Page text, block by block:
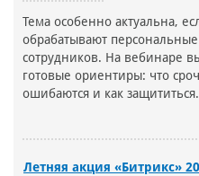
Тема особенно актуальна,
обрабатывают
сотрудников. На вебинаре
готовые ориентиры: что
ошибаются и как защититься.
Летняя акция «Битрикс»